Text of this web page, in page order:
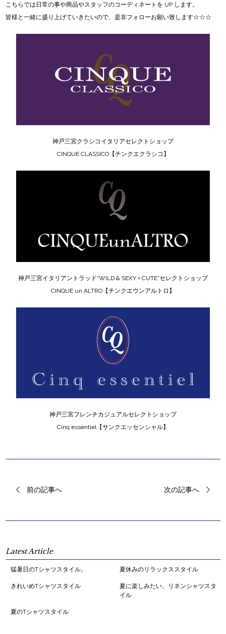
こちらでは日常の事や商品やスタッフのコーディネートを UP します。
皆様と一緒に盛り上げていきたいので、是非フォローお願い致します☆☆☆
神戸三宮クラシコイタリアセレクトショップ
CINQUE CLASSICO【チンクエクラシコ】
神戸三宮イタリアントラッド“WILD & SEXY + CUTE”セレクトショップ
CINQUE un ALTRO【チンクエウンアルトロ】
神戸三宮フレンチカジュアルセレクトショップ
Cinq essentiel【サンクエッセンシャル】
前の記事へ 次の記事へ
Latest Article
猛暑日のTシャツスタイル。 夏休みのリラックススタイル
きれいめTシャツスタイル
夏に楽しみたい、リネンシャツスタ
イル
夏のTシャツスタイル